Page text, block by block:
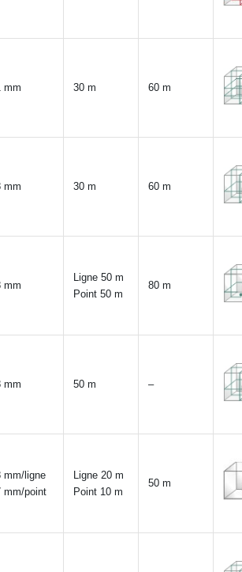
mm 30 m 60 m
mm 30 m 60 m
mm
Ligne 50 m
Point 50 m
80 m
mm 50 m –
mm/ligne
mm/point
Ligne 20 m
Point 10 m
50 m